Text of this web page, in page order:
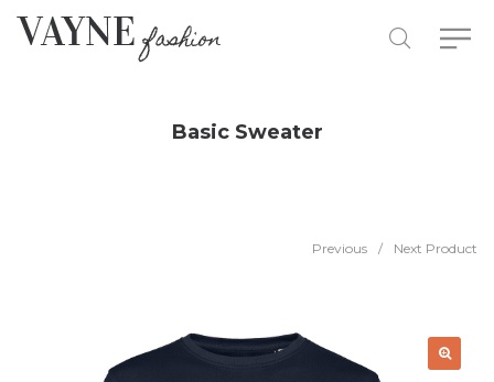
Basic Sweater
Previous / Next Product